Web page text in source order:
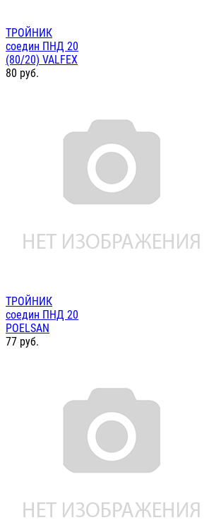
ТРОЙНИК
соедин ПНД 20
(80/20) VALFEX
80 руб.
ТРОЙНИК
соедин ПНД 20
POELSAN
77 руб.